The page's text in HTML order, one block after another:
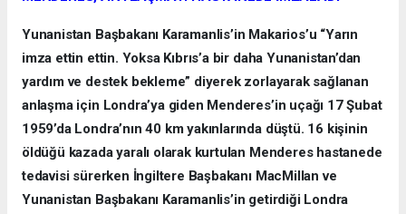
Yunanistan Başbakanı Karamanlis’in Makarios’u “Yarın
imza ettin ettin. Yoksa Kıbrıs’a bir daha Yunanistan’dan
yardım ve destek bekleme” diyerek zorlayarak sağlanan
anlaşma için Londra’ya giden Menderes’in uçağı 17 Şubat
1959’da Londra’nın 40 km yakınlarında düştü. 16 kişinin
öldüğü kazada yaralı olarak kurtulan Menderes hastanede
tedavisi sürerken İngiltere Başbakanı MacMillan ve
Yunanistan Başbakanı Karamanlis’in getirdiği Londra